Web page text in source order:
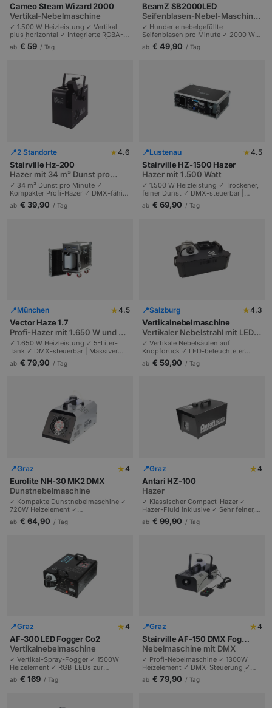
Cameo Steam Wizard 2000
Vertikal-Nebelmaschine
✓ 1.500 W Heizleistung ✓ Vertikal
plus horizontal ✓ Integrierte RGBA-
LED | Imposante Nebelsäulen |
Hochzeiten und Bühnen.
ab € 59 / Tag
BeamZ SB2000LED
Seifenblasen-Nebel-Maschine
mit RGB-LEDs
✓ Hunderte nebelgefüllte
Seifenblasen pro Minute ✓ 2000 W
Heizelement ✓ Bunte LED-
Beleuchtung | DMX und Funk |
ab € 49,90 / Tag
📍2 Standorte ★4.6
Stairville Hz-200
Hazer mit 34 m³ Dunst pro
Minute, kompakt
✓ 34 m³ Dunst pro Minute ✓
Kompakter Profi-Hazer ✓ DMX-fähig
| Macht Lichteffekte eindrucksvoll
sichtbar | Clubs und DJ-Events.
ab € 39,90 / Tag
📍Lustenau ★4.5
Stairville HZ-1500 Hazer
Hazer mit 1.500 Watt
✓ 1.500 W Heizleistung ✓ Trockener,
feiner Dunst ✓ DMX-steuerbar |
Profi-Hazer für Beam-Effekte |
Bühnen und Konzerte.
ab € 69,90 / Tag
📍München ★4.5
Vector Haze 1.7
Profi-Hazer mit 1.650 W und 5-
Liter-Tank
✓ 1.650 W Heizleistung ✓ 5-Liter-
Tank ✓ DMX-steuerbar | Massiver
Nebelausstoß | Profi-Bühnen und
große Konzerte.
ab € 79,90 / Tag
📍Salzburg ★4.3
Vertikalnebelmaschine
Vertikaler Nebelstrahl mit LED-
Beleuchtung
✓ Vertikale Nebelsäulen auf
Knopfdruck ✓ LED-beleuchteter
Strahl ✓ Günstige CO2-Effekt-
Alternative ✓ Mit Fernbedienung |
ab € 59,90 / Tag
📍Graz ★4
Eurolite NH-30 MK2 DMX
Dunstnebelmaschine
✓ Kompakte Dunstnebelmaschine ✓
720W Heizelement ✓
Funkfernsteuerung & DMX ✓ Hazer-
ähnlicher feiner Nebel | 1,2l Tank |
ab € 64,90 / Tag
📍Graz ★4
Antari HZ-100
Hazer
✓ Klassischer Compact-Hazer ✓
Hazer-Fluid inklusive ✓ Sehr feiner,
langanhaltender Dunst ✓ Plug & Play
| Macht Lichtstrahlen sichtbar |
ab € 99,90 / Tag
📍Graz ★4
AF-300 LED Fogger Co2
Vertikalnebelmaschine
✓ Vertikal-Spray-Fogger ✓ 1500W
Heizelement ✓ RGB-LEDs zur
Beleuchtung des Nebels ✓ DMX-
Steuerung | Bunter CO2-Effekt |
ab € 169 / Tag
📍Graz ★4
Stairville AF-150 DMX Fog
Machine
Nebelmaschine mit DMX
✓ Profi-Nebelmaschine ✓ 1300W
Heizelement ✓ DMX-Steuerung ✓
Multifunktions-Fernbedienung | 2,5l
Tank | Timer-Intervall | Standard für
ab € 79,90 / Tag